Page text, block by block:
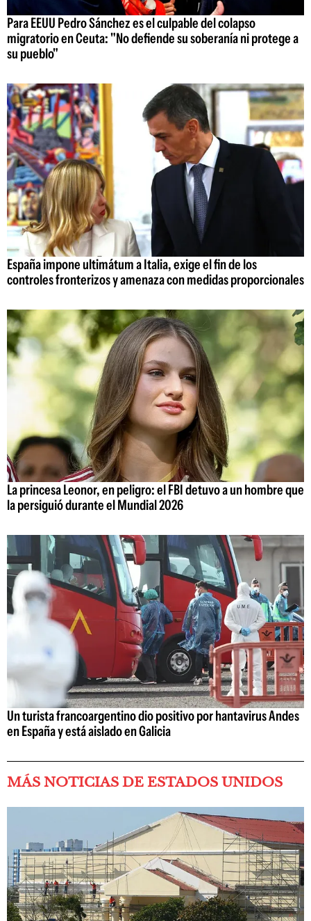
Para EEUU Pedro Sánchez es el culpable del colapso
migratorio en Ceuta: "No defiende su soberanía ni protege a
su pueblo"
España impone ultimátum a Italia, exige el fin de los
controles fronterizos y amenaza con medidas proporcionales
La princesa Leonor, en peligro: el FBI detuvo a un hombre que
la persiguió durante el Mundial 2026
Un turista francoargentino dio positivo por hantavirus Andes
en España y está aislado en Galicia
MÁS NOTICIAS DE ESTADOS UNIDOS